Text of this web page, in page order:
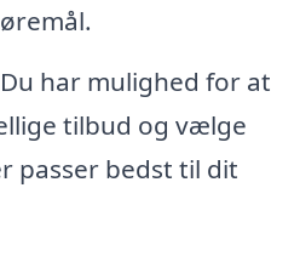
Du har mulighed for at
tilbud og vælge
passer bedst til dit